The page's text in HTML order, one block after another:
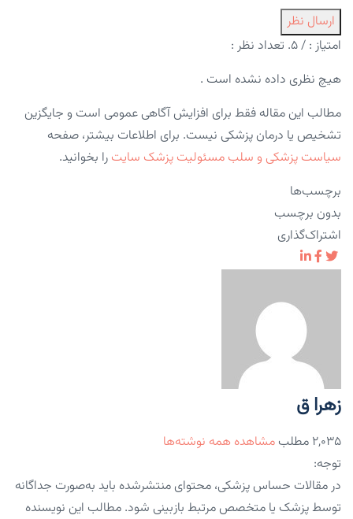
ارسال نظر
امتیاز : / ۵. تعداد نظر :
هیچ نظری داده نشده است .
مطالب این مقاله فقط برای افزایش آگاهی عمومی است و جایگزین
تشخیص یا درمان پزشکی نیست. برای اطلاعات بیشتر، صفحه
سیاست پزشکی و سلب مسئولیت پزشک سایت را بخوانید.
برچسب‌ها
بدون برچسب
اشتراک‌گذاری
زهرا ق
۲,۰۳۵ مطلب
مشاهده همه نوشته‌ها
توجه:
در مقالات حساس پزشکی، محتوای منتشرشده باید به‌صورت جداگانه
توسط پزشک یا متخصص مرتبط بازبینی شود. مطالب این نویسنده